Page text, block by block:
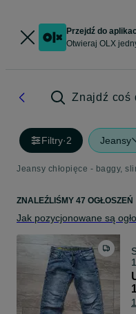
Przejdź do
Otwieraj OLX
Znajdź coś
Filtry·2 Jeansy
Jeansy chłopięce - baggy,
ZNALEŹLIŚMY 47 OGŁOSZEŃ
Jak pozycjonowane są